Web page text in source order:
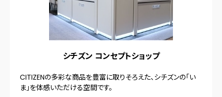
シチズン コンセプトショップ
CITIZENの多彩な商品を豊富に取りそろえた、シチズンの「い
ま」を体感いただける空間です。